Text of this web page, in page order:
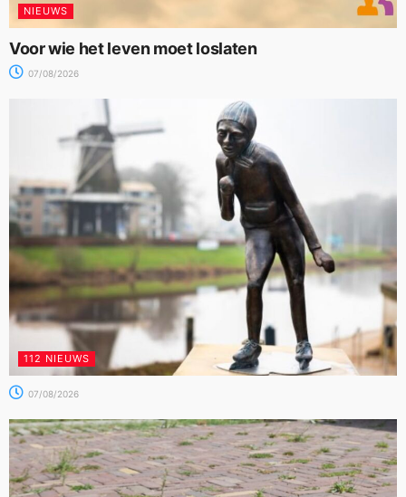
NIEUWS
Voor wie het leven moet loslaten
07/08/2026
112 NIEUWS
07/08/2026